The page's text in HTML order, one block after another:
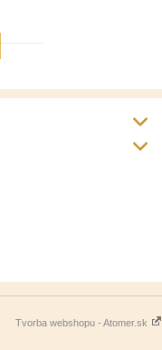
Tvorba webshopu - Atomer.sk